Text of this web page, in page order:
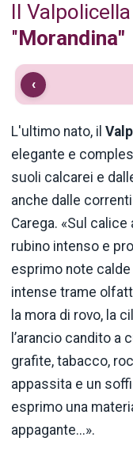
Il
"Morandina"
‹
L'ultimo nato, il
elegante e
suoli calcarei e
anche dalle
Carega. «Sul
rubino intenso e
esprimo note
intense trame
la mora di rovo, la
l’arancio candito a
grafite, tabacco,
appassita e un
esprimo una
appagante...».